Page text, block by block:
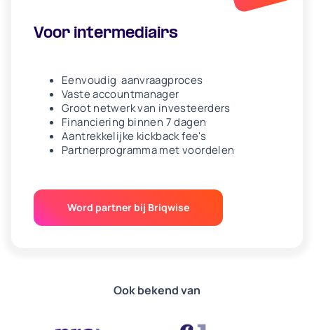
Voor intermediairs
Eenvoudig aanvraagproces
Vaste accountmanager
Groot netwerk van investeerders
Financiering binnen 7 dagen
Aantrekkelijke kickback fee's
Partnerprogramma met voordelen
Word partner bij Briqwise
Ook bekend van